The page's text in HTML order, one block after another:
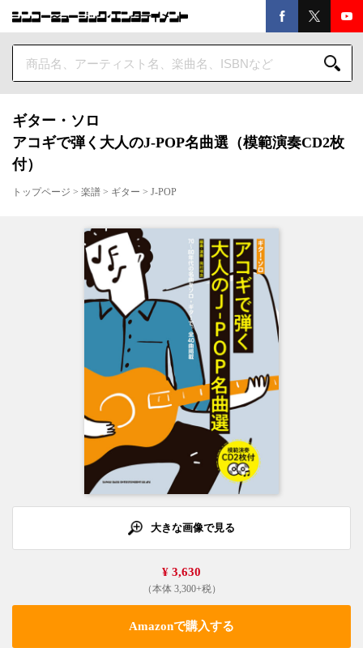
ギター・ソロ
アコギで弾く大人のJ-POP名曲選（模範演奏CD2枚
付）
トップページ > 楽譜 > ギター > J-POP
大きな画像で見る
¥ 3,630
（本体 3,300+税）
Amazonで購入する